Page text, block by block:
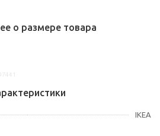
о размере товара
IKEA